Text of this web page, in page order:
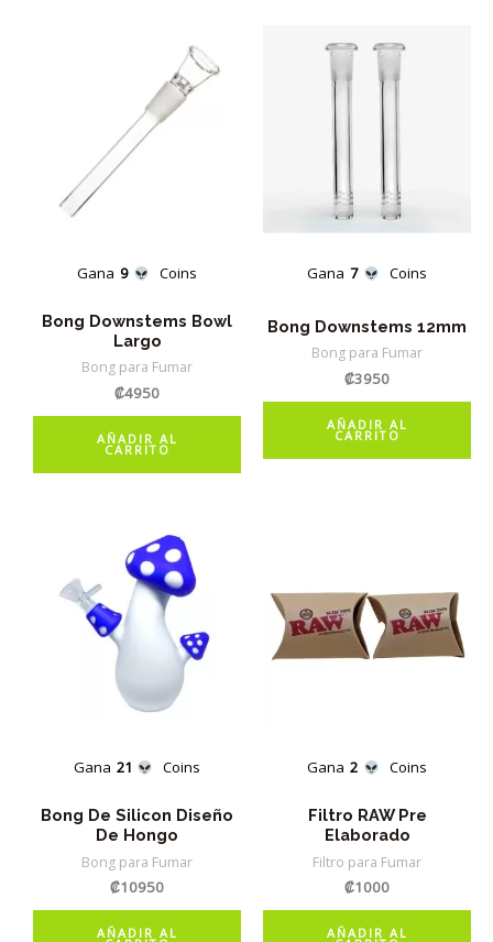
Gana 9 Coins
Bong Downstems Bowl
Largo
Bong para Fumar
₡4950
AÑADIR AL
CARRITO
Gana 7 Coins
Bong Downstems 12mm
Bong para Fumar
₡3950
AÑADIR AL
CARRITO
Gana 21 Coins
Bong De Silicon Diseño
De Hongo
Bong para Fumar
₡10950
AÑADIR AL
Gana 2 Coins
Filtro RAW Pre
Elaborado
Filtro para Fumar
₡1000
AÑADIR AL